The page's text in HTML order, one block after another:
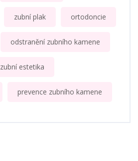
zubní plak ortodoncie
odstranění zubního kamene
zubní estetika
prevence zubního kamene